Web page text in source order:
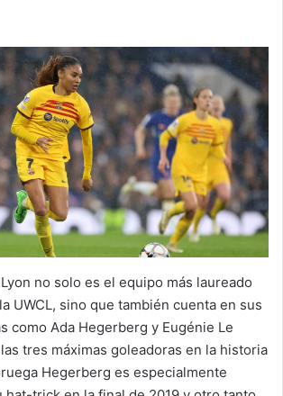
no solo es el equipo más laureado
UWCL, sino que también cuenta en sus
como Ada Hegerberg y Eugénie Le
tres máximas goleadoras en la historia
Hegerberg es especialmente